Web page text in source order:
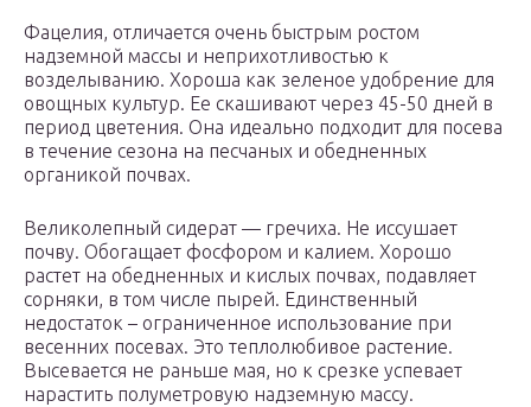
Фацелия, отличается очень быстрым ростом
надземной массы и неприхотливостью к
возделыванию. Хороша как зеленое удобрение для
овощных культур. Ее скашивают через 45-50 дней в
период цветения. Она идеально подходит для посева
в течение сезона на песчаных и обедненных
органикой почвах.
Великолепный сидерат — гречиха. Не иссушает
почву. Обогащает фосфором и калием. Хорошо
растет на обедненных и кислых почвах, подавляет
сорняки, в том числе пырей. Единственный
недостаток – ограниченное использование при
весенних посевах. Это теплолюбивое растение.
Высевается не раньше мая, но к срезке успевает
нарастить полуметровую надземную массу.